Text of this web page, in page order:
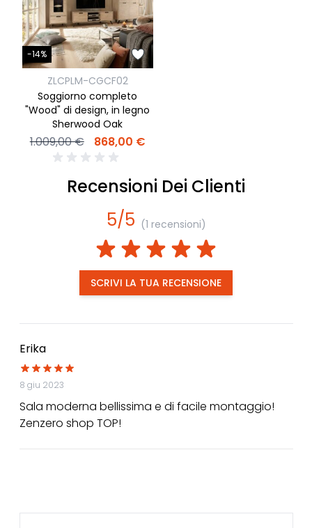
-14%
ZLCPLM-CGCF02
Soggiorno completo
"Wood" di design, in legno
Sherwood Oak
1.009,00 € 868,00 €
Recensioni Dei Clienti
5/5 (1 recensioni)
SCRIVI LA TUA RECENSIONE
Erika
8 giu 2023
Sala moderna bellissima e di facile montaggio!
Zenzero shop TOP!